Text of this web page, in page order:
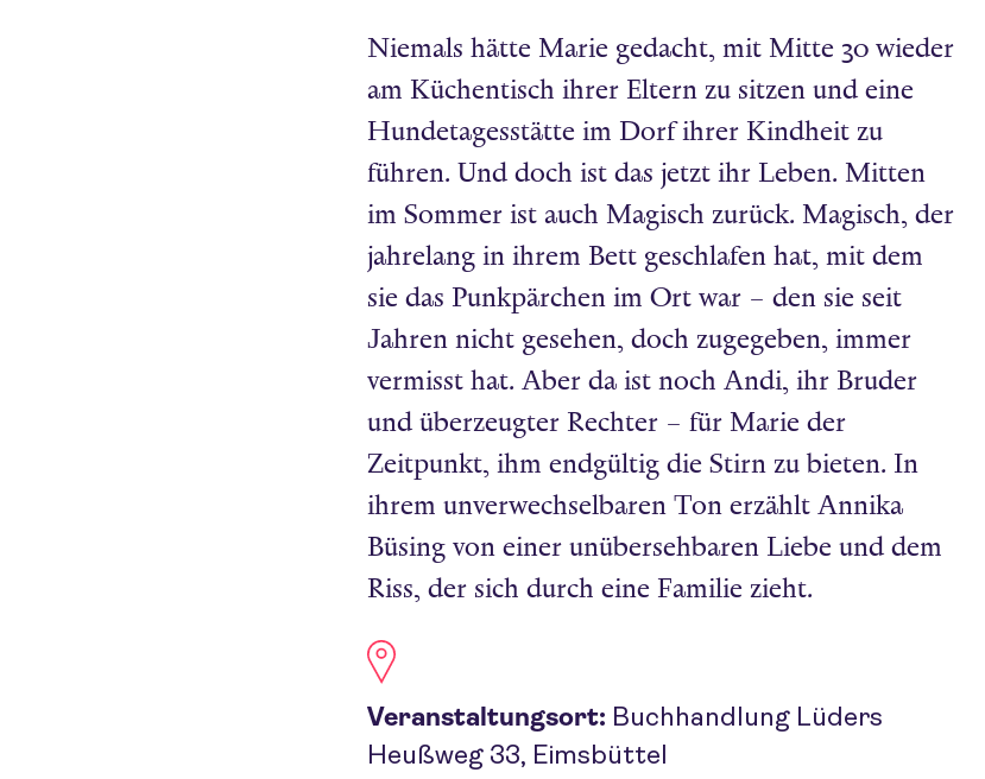
Niemals hätte Marie gedacht, mit Mitte 30 wieder
am Küchentisch ihrer Eltern zu sitzen und eine
Hundetagesstätte im Dorf ihrer Kindheit zu
führen. Und doch ist das jetzt ihr Leben. Mitten
im Sommer ist auch Magisch zurück. Magisch, der
jahrelang in ihrem Bett geschlafen hat, mit dem
sie das Punkpärchen im Ort war – den sie seit
Jahren nicht gesehen, doch zugegeben, immer
vermisst hat. Aber da ist noch Andi, ihr Bruder
und überzeugter Rechter – für Marie der
Zeitpunkt, ihm endgültig die Stirn zu bieten. In
ihrem unverwechselbaren Ton erzählt Annika
Büsing von einer unübersehbaren Liebe und dem
Riss, der sich durch eine Familie zieht.
Veranstaltungsort: Buchhandlung Lüders
Heußweg 33, Eimsbüttel